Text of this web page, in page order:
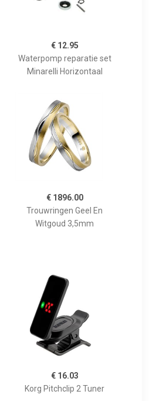
€ 12.95
Waterpomp reparatie set
Minarelli Horizontaal
€ 1896.00
Trouwringen Geel En
Witgoud 3,5mm
€ 16.03
Korg Pitchclip 2 Tuner